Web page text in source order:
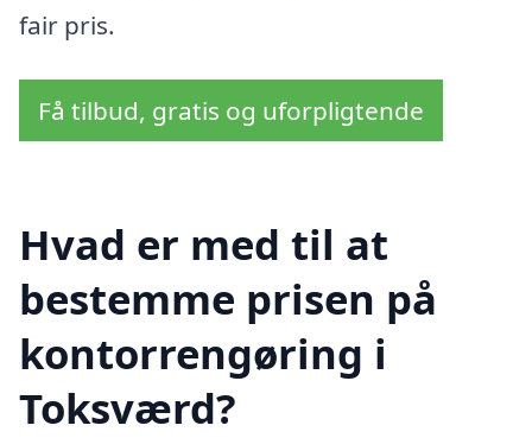
fair pris.
Få tilbud, gratis og uforpligtende
Hvad er med til at
bestemme prisen på
kontorrengøring i
Toksværd?